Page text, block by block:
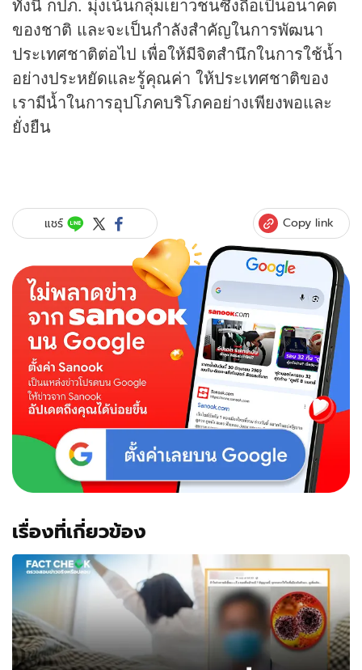
ของชาติ และจะเป็นกำลังสำคัญในการพัฒนา
ประเทศชาติต่อไป เพื่อให้มีจิตสำนึกในการใช้น้ำ
อย่างประหยัดและรู้คุณค่า ให้ประเทศชาติของ
เรามีน้ำในการอุปโภคบริโภคอย่างเพียงพอและ
ยั่งยืน
แชร์ Copy link
เรื่องที่เกี่ยวข้อง